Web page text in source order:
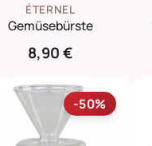
ÉTERNEL
Gemüsebürste
8,90 €
-50%